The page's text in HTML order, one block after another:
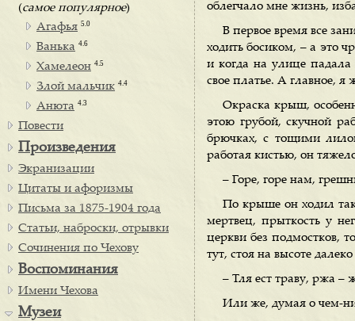
облегчало мне жизнь,
В первое время все
ходить босиком, – а это
и когда на улице падала
свое платье. А главное, я
Окраска крыш,
этою грубой, скучной
брючках, с тощими
работая кистью, он
– Горе, горе нам,
По крыше он ходил
мертвец, прыткость у
церкви без подмостков,
тут, стоя на высоте
– Тля ест траву, ржа –
Или же, думая о чем-
(самое популярное)
Агафья 5.0
Ванька 4.6
Хамелеон 4.5
Злой мальчик 4.4
Анюта 4.3
Повести
Произведения
Экранизации
Цитаты и афоризмы
Письма за 1875-1904 года
Статьи, наброски, отрывки
Сочинения по Чехову
Воспоминания
Имени Чехова
Музеи